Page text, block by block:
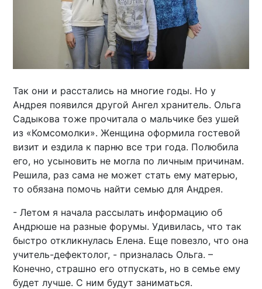
Так они и расстались на многие годы. Но у
Андрея появился другой Ангел хранитель. Ольга
Садыкова тоже прочитала о мальчике без ушей
из «Комсомолки». Женщина оформила гостевой
визит и ездила к парню все три года. Полюбила
его, но усыновить не могла по личным причинам.
Решила, раз сама не может стать ему матерью,
то обязана помочь найти семью для Андрея.
- Летом я начала рассылать информацию об
Андрюше на разные форумы. Удивилась, что так
быстро откликнулась Елена. Еще повезло, что она
учитель-дефектолог, - призналась Ольга. –
Конечно, страшно его отпускать, но в семье ему
будет лучше. С ним будут заниматься.